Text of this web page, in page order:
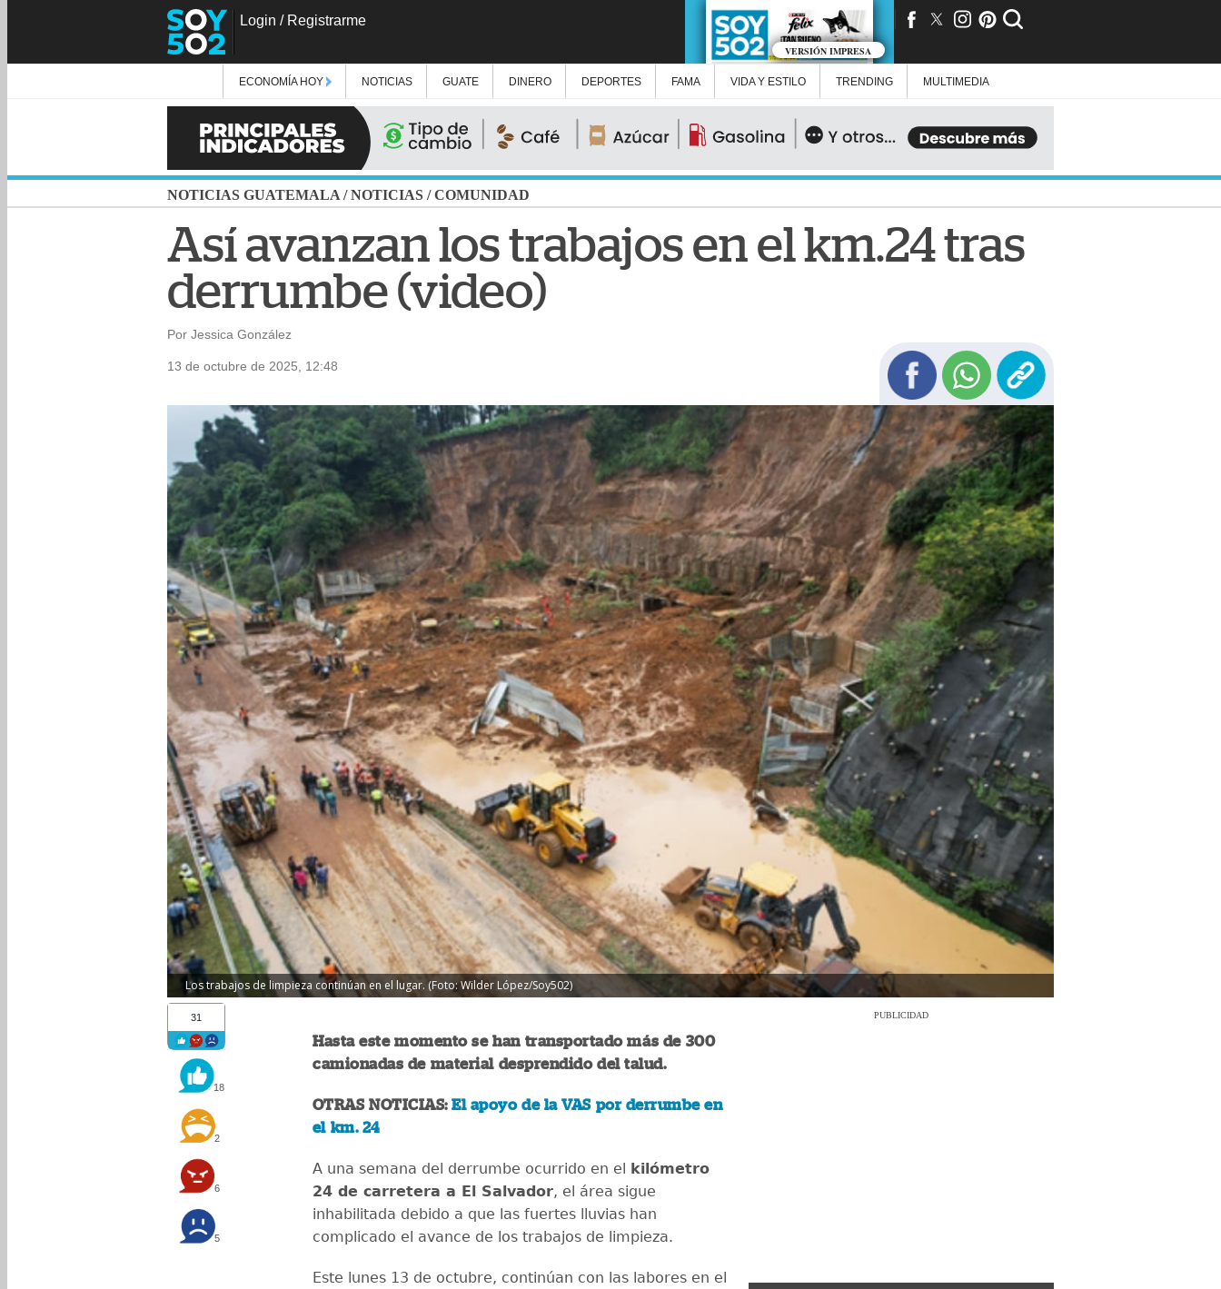
Login / Registrarme
VERSIÓN IMPRESA
ECONOMÍA HOY NOTICIAS GUATE DINERO DEPORTES FAMA VIDA Y ESTILO TRENDING MULTIMEDIA
NOTICIAS GUATEMALA /NOTICIAS /COMUNIDAD
Así avanzan los trabajos en el km.24 tras
derrumbe (video)
Por Jessica González
13 de octubre de 2025, 12:48
Los trabajos de limpieza continúan en el lugar. (Foto: Wilder López/Soy502)
31
18
2
6
5
Hasta este momento se han transportado más de 300
camionadas de material desprendido del talud.
OTRAS NOTICIAS:El apoyo de la VAS por derrumbe en
el km. 24
A una semana del derrumbe ocurrido en el kilómetro
24 de carretera a El Salvador, el área sigue
inhabilitada debido a que las fuertes lluvias han
complicado el avance de los trabajos de limpieza.
Este lunes 13 de octubre, continúan con las labores en el
PUBLICIDAD